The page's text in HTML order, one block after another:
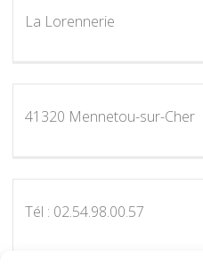
La Lorennerie
41320 Mennetou-sur-Cher
Tél : 02.54.98.00.57